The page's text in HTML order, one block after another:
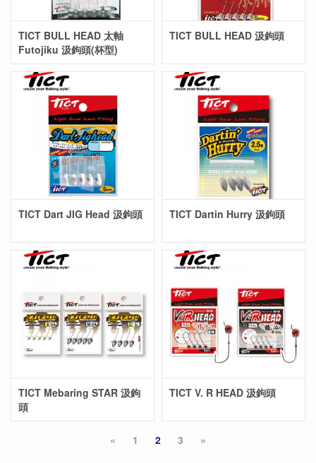
TICT BULL HEAD 太軸
Futojiku 汲鉤頭(杯型)
TICT BULL HEAD 汲鉤頭
TICT Dart JIG Head 汲鉤頭 TICT Dartin Hurry 汲鉤頭
TICT Mebaring STAR 汲鉤
頭
TICT V. R HEAD 汲鉤頭
« 1 2 3 »